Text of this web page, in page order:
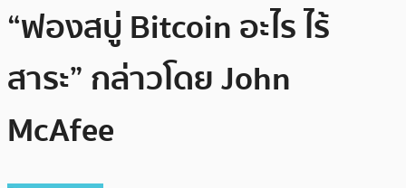
“ฟองสบู่ Bitcoin อะไร ไร้
สาระ” กล่าวโดย John
McAfee